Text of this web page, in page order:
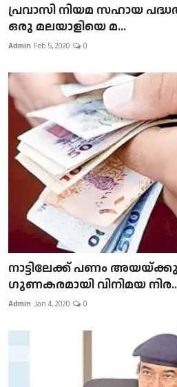
പ്രവാസി നിയമ സഹായ
ഒരു മലയാളിയെ മ...
Admin Feb 5, 2020 0
നാട്ടിലേക്ക് പണം
ഗുണകരമായി വിനിമയ
Admin Jan 4, 2020 0